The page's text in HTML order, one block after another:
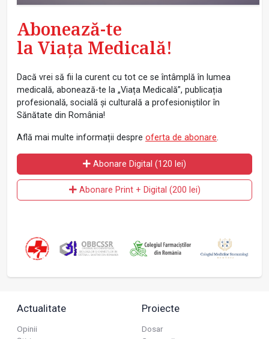
Abonează-te
la Viața Medicală!
Dacă vrei să fii la curent cu tot ce se întâmplă în lumea
medicală, abonează-te la „Viața Medicală”, publicația
profesională, socială și culturală a profesioniștilor în
Sănătate din România!
Află mai multe informații despre oferta de abonare.
Abonare Digital (120 lei)
Abonare Print + Digital (200 lei)
Actualitate
Opinii
Proiecte
Dosar